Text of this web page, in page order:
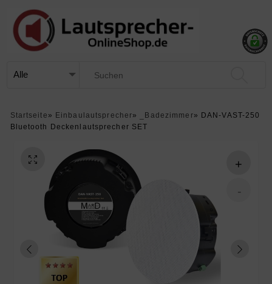
Startseite » Einbaulautsprecher» _Badezimmer»
DAN-VAST-250
Bluetooth Deckenlautsprecher SET